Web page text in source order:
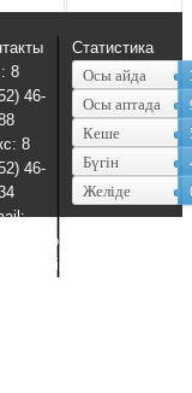
8
46-
8
46-
Статистика
Осы айда
Осы аптада
Кеше
Бүгін
Желіде